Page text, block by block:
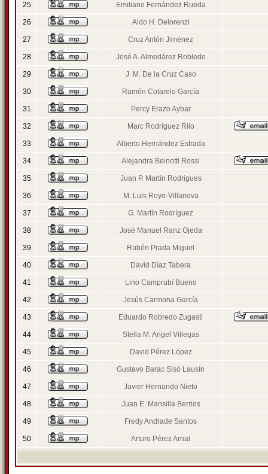
25 Emiliano Fernández Rueda
26 Aldo H. Delorenzi
27 Cruz Antón Jiménez
28 José A. Almedárez Robledo
29 J. M. De la Cruz Caso
30 Ramón Cotarelo García
31 Percy Erazo Aybar
32 Marc Rodríguez Rilo
33 Alberto Hernández Estrada
34 Alejandra Beinotti Rossi
35 Juan P. Martín Rodrigues
36 M. Luis Royo-Villanova
37 G. Martín Rodríguez
38 José Manuel Ranz Ojeda
39 Rubén Prada Miguel
40 David Díaz Tabera
41 Lino Camprubí Bueno
42 Jesús Carmona García
43 Eduardo Robredo Zugasti
44 Stella M. Angel Villegas
45 David Pérez López
46 Gustavo Barac Sisó Lausín
47 Javier Hernando Nieto
48 Juan E. Mansilla Berrios
49 Fredy Andrade Santos
50 Arturo Pérez Arnal